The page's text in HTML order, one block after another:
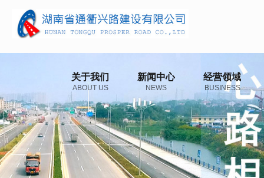
关于我们
ABOUT US
新闻中心
NEWS
经营领域
BUSINESS